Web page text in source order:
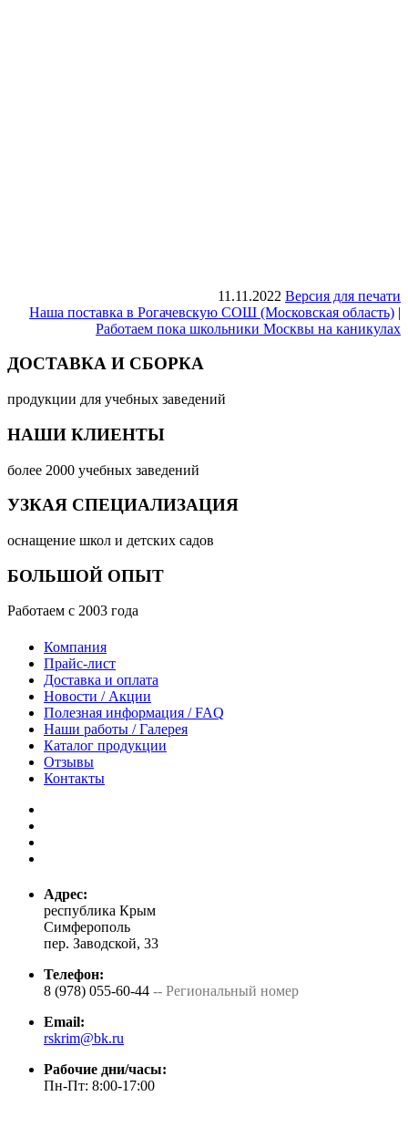
11.11.2022 Версия для печати
Наша поставка в Рогачевскую СОШ (Московская область) |
Работаем пока школьники Москвы на каникулах
ДОСТАВКА И СБОРКА
продукции для учебных заведений
НАШИ КЛИЕНТЫ
более 2000 учебных заведений
УЗКАЯ СПЕЦИАЛИЗАЦИЯ
оснащение школ и детских садов
БОЛЬШОЙ ОПЫТ
Работаем с 2003 года
Компания
Прайс-лист
Доставка и оплата
Новости / Акции
Полезная информация / FAQ
Наши работы / Галерея
Каталог продукции
Отзывы
Контакты
Адрес:
республика Крым
Симферополь
пер. Заводской, 33
Телефон:
8 (978) 055-60-44 -- Региональный номер
Email:
rskrim@bk.ru
Рабочие дни/часы:
Пн-Пт: 8:00-17:00